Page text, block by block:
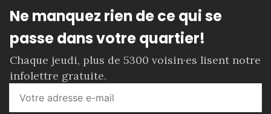
Ne manquez rien de ce qui se
passe dans votre quartier!
Chaque jeudi, plus de 5300 voisin·es lisent notre
infolettre gratuite.